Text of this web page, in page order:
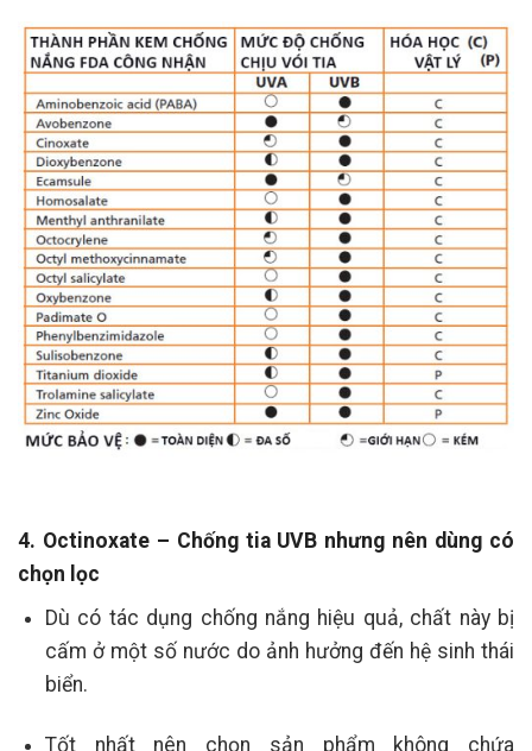
4. Octinoxate – Chống tia UVB nhưng nên dùng có
chọn lọc
Dù có tác dụng chống nắng hiệu quả, chất này bị
cấm ở một số nước do ảnh hưởng đến hệ sinh thái
biển.
Tốt nhất nên chọn sản phẩm không chứa